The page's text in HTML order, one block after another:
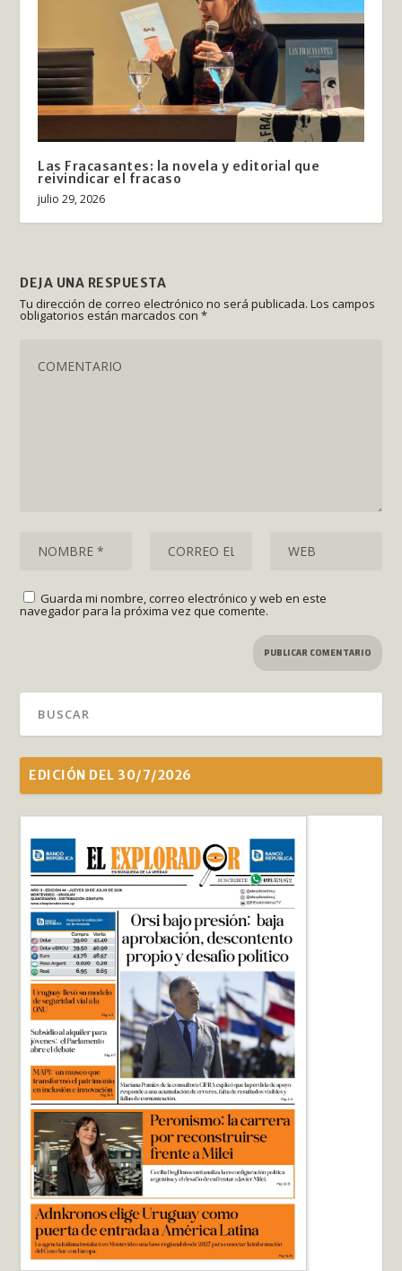
Las Fracasantes: la novela y editorial que
reivindicar el fracaso
julio 29, 2026
DEJA UNA RESPUESTA
Tu dirección de correo electrónico no será publicada. Los campos
obligatorios están marcados con*
Guarda mi nombre, correo electrónico y web en este
navegador para la próxima vez que comente.
EDICIÓN DEL 30/7/2026